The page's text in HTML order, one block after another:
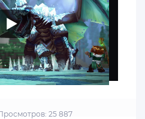
25 887